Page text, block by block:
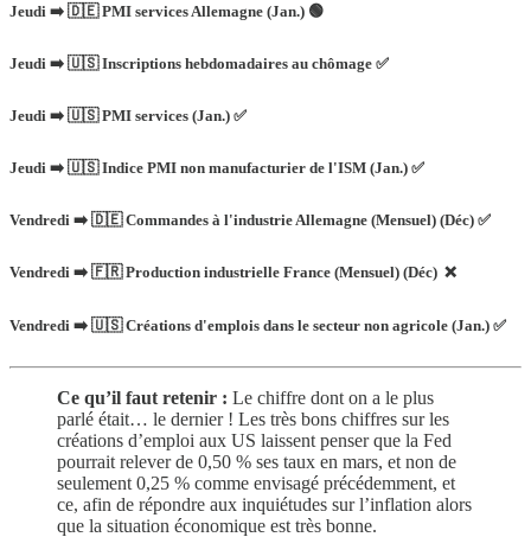
Jeudi ➡️ 🇩🇪 PMI services Allemagne (Jan.) 🟢
Jeudi ➡️ 🇺🇸 Inscriptions hebdomadaires au chômage ✅
Jeudi ➡️ 🇺🇸 PMI services (Jan.) ✅
Jeudi ➡️ 🇺🇸 Indice PMI non manufacturier de l'ISM (Jan.) ✅
Vendredi ➡️ 🇩🇪 Commandes à l'industrie Allemagne (Mensuel) (Déc) ✅
Vendredi ➡️ 🇫🇷 Production industrielle France (Mensuel) (Déc) ❌
Vendredi ➡️ 🇺🇸 Créations d'emplois dans le secteur non agricole (Jan.) ✅
Ce qu’il faut retenir : Le chiffre dont on a le plus
parlé était… le dernier ! Les très bons chiffres sur les
créations d’emploi aux US laissent penser que la Fed
pourrait relever de 0,50 % ses taux en mars, et non de
seulement 0,25 % comme envisagé précédemment, et
ce, afin de répondre aux inquiétudes sur l’inflation alors
que la situation économique est très bonne.